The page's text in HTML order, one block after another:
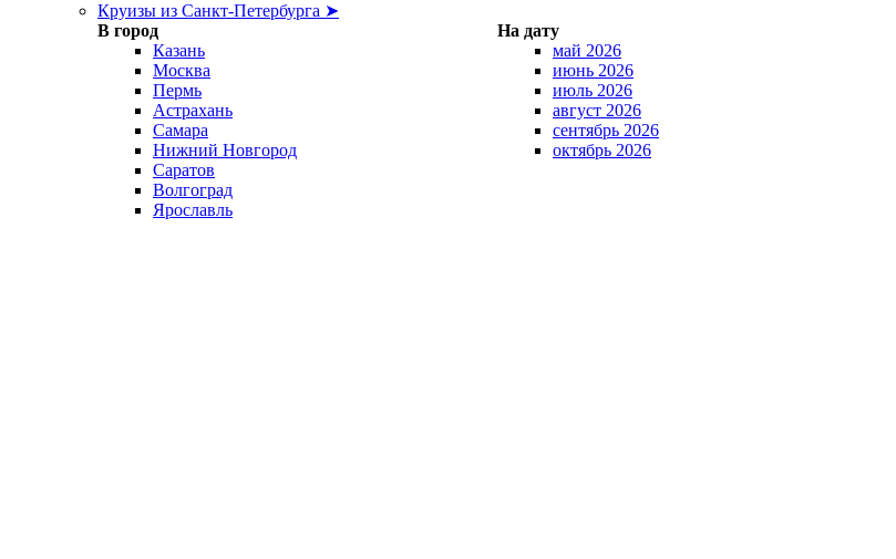
Круизы из Санкт-Петербурга ➤
В город
На дату
Казань
Москва
Пермь
Астрахань
Самара
Нижний Новгород
Саратов
Волгоград
Ярославль
май 2026
июнь 2026
июль 2026
август 2026
сентябрь 2026
октябрь 2026